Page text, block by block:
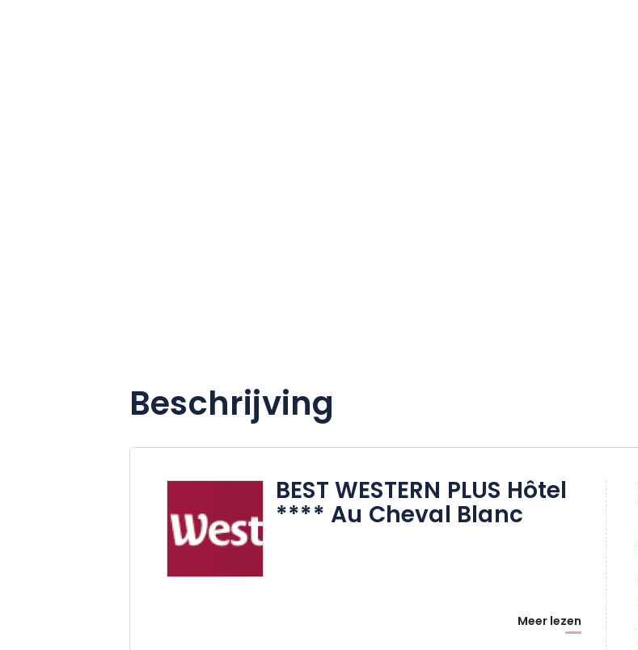
Beschrijving
BEST WESTERN PLUS Hôtel
**** Au Cheval Blanc
Meer lezen